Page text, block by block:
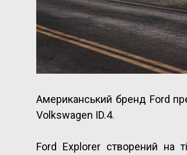
Американський бренд Ford
Volkswagen ID.4.
Ford Explorer створений на